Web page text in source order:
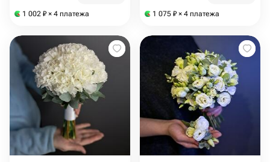
1 002 ₽ × 4 платежа 1 075 ₽ × 4 платежа